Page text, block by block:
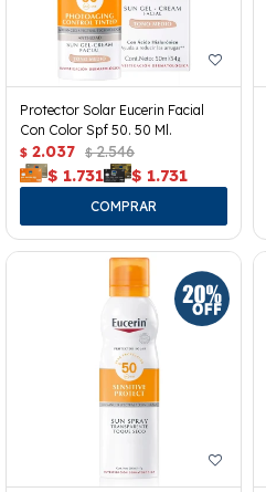
Protector Solar Eucerin Facial
Con Color Spf 50. 50 Ml.
$ 2.037 $ 2.546
$ 1.731 $ 1.731